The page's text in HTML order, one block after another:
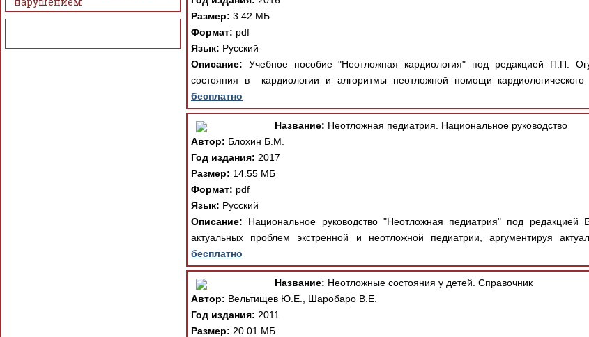
Размер: 3.42 МБ
Формат: pdf
Язык: Русский
Описание: Учебное пособие "Неотложная кардиология" под редакцией П.П.
состояния в кардиологии и алгоритмы неотложной помощи
бесплатно
Название: Неотложная педиатрия. Национальное руководство
Автор: Блохин Б.М.
Год издания: 2017
Размер: 14.55 МБ
Формат: pdf
Язык: Русский
Описание: Национальное руководство "Неотложная педиатрия" под
актуальных проблем экстренной и неотложной педиатрии, аргументируя
бесплатно
Название: Неотложные состояния у детей. Справочник
Автор: Вельтищев Ю.Е., Шаробаро В.Е.
Год издания: 2011
Размер: 20.01 МБ